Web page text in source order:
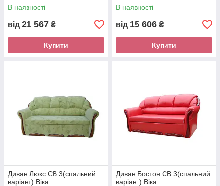
В наявності
від 21 567 ₴
Купити
В наявності
від 15 606 ₴
Купити
Диван Люкс СВ 3(спальний
варіант) Віка
Диван Бостон СВ 3(спальний
варіант) Віка